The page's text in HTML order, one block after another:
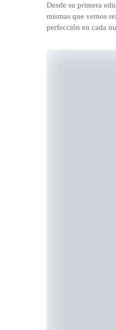
Desde su primera
mismas que vemos
perfección en cada